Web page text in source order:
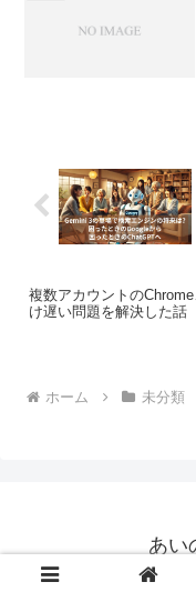
複数アカウントの
け遅い問題を解決した話
ホーム 未分類
あい
© 2006